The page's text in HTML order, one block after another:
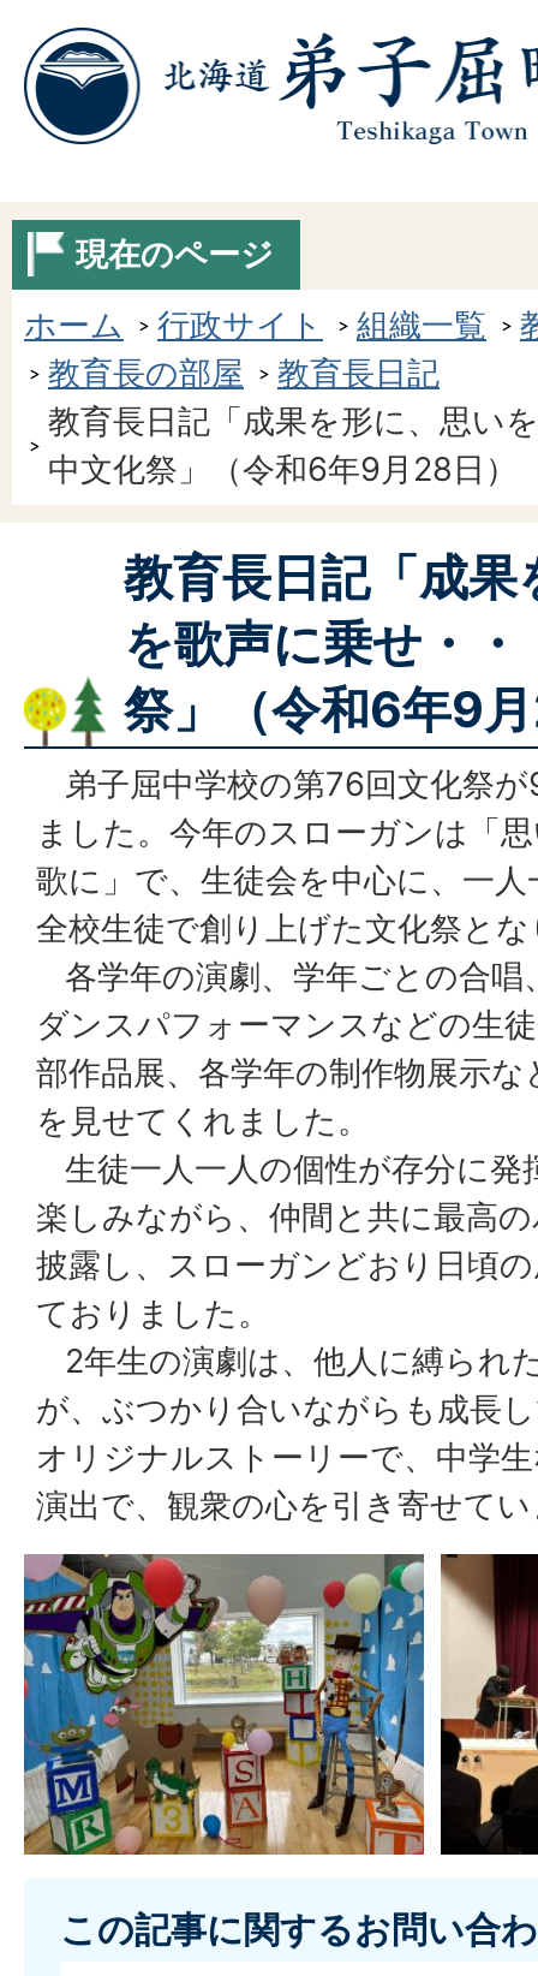
現在のページ
ホーム
行政サイト 組織一覧
教育長の部屋
教育長日記
教育長日記「成果を形に、思い
中文化祭」（令和6年9月28日）
教育長日記「成果
を歌声に乗せ・
祭」（令和6年9
弟子屈中学校の第76回文化祭
ました。今年のスローガンは「
歌に」で、生徒会を中心に、一
全校生徒で創り上げた文化祭と
各学年の演劇、学年ごとの合唱
ダンスパフォーマンスなどの生
部作品展、各学年の制作物展示
を見せてくれました。
生徒一人一人の個性が存分に発
楽しみながら、仲間と共に最高
披露し、スローガンどおり日頃
ておりました。
2年生の演劇は、他人に縛られ
が、ぶつかり合いながらも成長
オリジナルストーリーで、中学
演出で、観衆の心を引き寄せて
この記事に関するお問い合